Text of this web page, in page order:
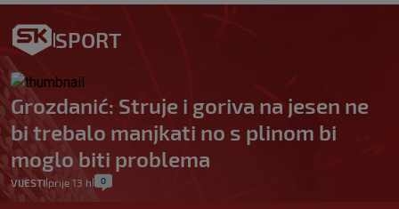
SPORT
Grozdanić: Struje i goriva na jesen ne
bi trebalo manjkati no s plinom bi
moglo biti problema
VIJESTI| prije 13 h 0